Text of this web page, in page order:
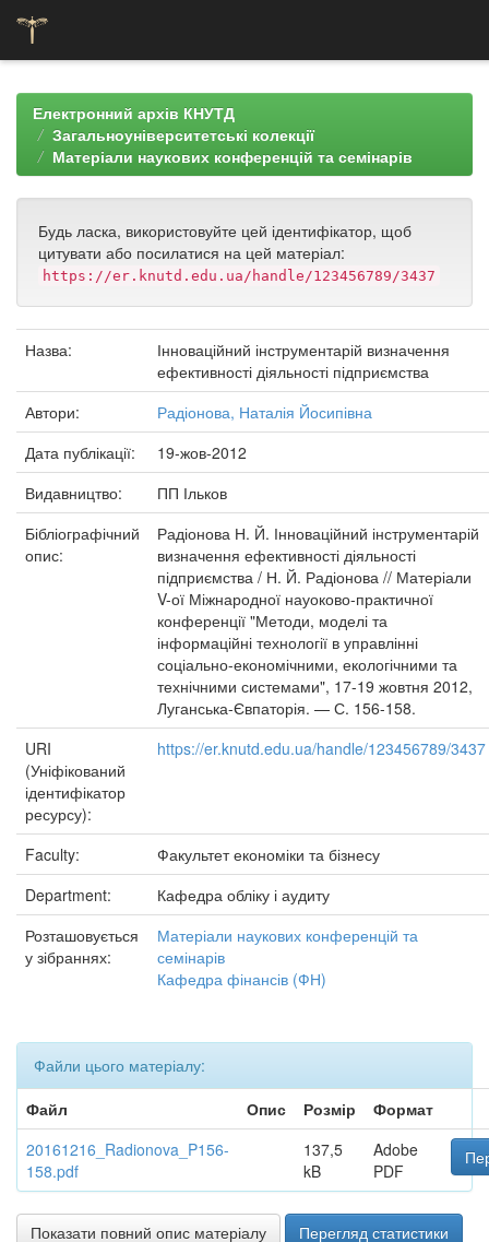
navigationЕлектронний архів КНУТД
Загальноуніверситетські колекції
Матеріали наукових конференцій та семінарів
Будь ласка, використовуйте цей ідентифікатор, щоб
цитувати або посилатися на цей матеріал:
https://er.knutd.edu.ua/handle/123456789/3437
Назва:
Інноваційний інструментарій визначення
ефективності діяльності підприємства
Автори:
Радіонова, Наталія Йосипівна
Дата публікації:
19-жов-2012
Видавництво:
ПП Ільков
Бібліографічний
опис:
Радіонова Н. Й. Інноваційний інструментарій
визначення ефективності діяльності
підприємства / Н. Й. Радіонова // Матеріали
V-ої Міжнародної науоково-практичної
конференції "Методи, моделі та
інформаційні технології в управлінні
соціально-економічними, екологічними та
технічними системами", 17-19 жовтня 2012,
Луганська-Євпаторія. — С. 156-158.
URI
(Уніфікований
ідентифікатор
ресурсу):
https://er.knutd.edu.ua/handle/123456789/3437
Faculty:
Факультет економіки та бізнесу
Department:
Кафедра обліку і аудиту
Розташовується
у зібраннях:
Матеріали наукових конференцій та
семінарів
Кафедра фінансів (ФН)
Файли цього матеріалу:
Файл
Опис Розмір
Формат
20161216_Radionova_P156-
158.pdf
137,5
kB
Adobe
PDF
Показати повний опис матеріалу Перегляд статистики